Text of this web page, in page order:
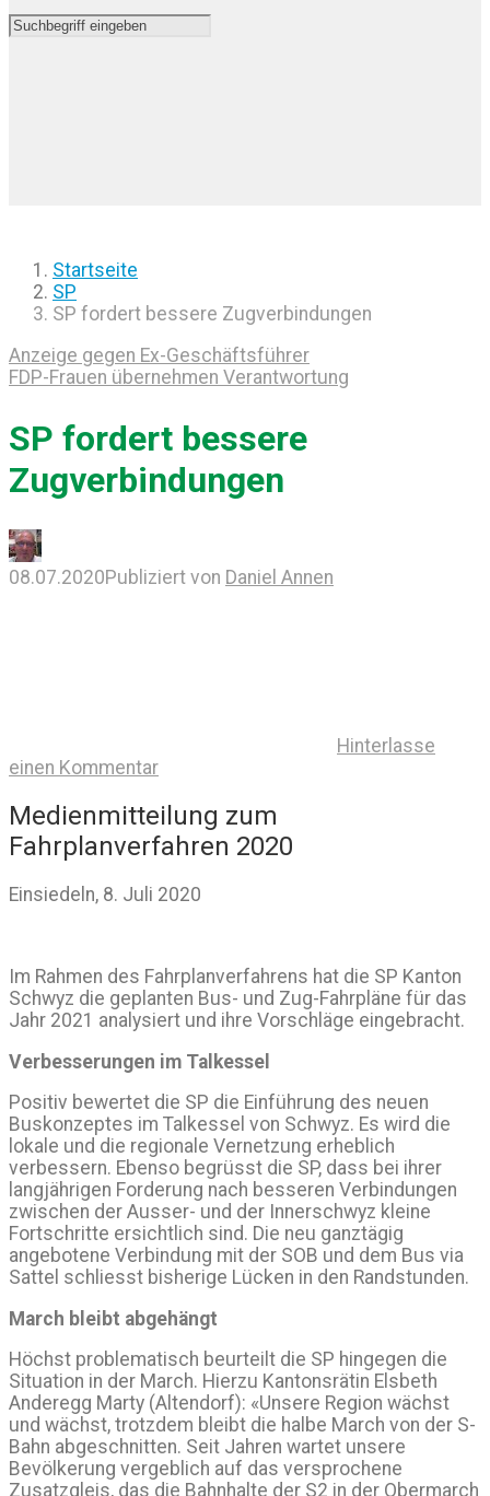
Startseite
SP
SP fordert bessere Zugverbindungen
Anzeige gegen Ex-Geschäftsführer
FDP-Frauen übernehmen Verantwortung
SP fordert bessere
Zugverbindungen
08.07.2020Publiziert von Daniel Annen
Hinterlasse
einen Kommentar
Medienmitteilung zum
Fahrplanverfahren 2020
Einsiedeln, 8. Juli 2020
Im Rahmen des Fahrplanverfahrens hat die SP Kanton
Schwyz die geplanten Bus- und Zug-Fahrpläne für das
Jahr 2021 analysiert und ihre Vorschläge eingebracht.
Verbesserungen im Talkessel
Positiv bewertet die SP die Einführung des neuen
Buskonzeptes im Talkessel von Schwyz. Es wird die
lokale und die regionale Vernetzung erheblich
verbessern. Ebenso begrüsst die SP, dass bei ihrer
langjährigen Forderung nach besseren Verbindungen
zwischen der Ausser- und der Innerschwyz kleine
Fortschritte ersichtlich sind. Die neu ganztägig
angebotene Verbindung mit der SOB und dem Bus via
Sattel schliesst bisherige Lücken in den Randstunden.
March bleibt abgehängt
Höchst problematisch beurteilt die SP hingegen die
Situation in der March. Hierzu Kantonsrätin Elsbeth
Anderegg Marty (Altendorf): «Unsere Region wächst
und wächst, trotzdem bleibt die halbe March von der S-
Bahn abgeschnitten. Seit Jahren wartet unsere
Bevölkerung vergeblich auf das versprochene
Zusatzgleis, das die Bahnhalte der S2 in der Obermarch